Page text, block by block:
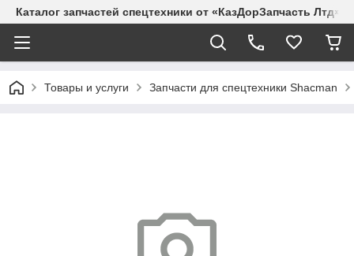
Каталог запчастей спецтехники от «КазДорЗапчасть Лтд»
Товары и услуги Запчасти для спецтехники Shacman